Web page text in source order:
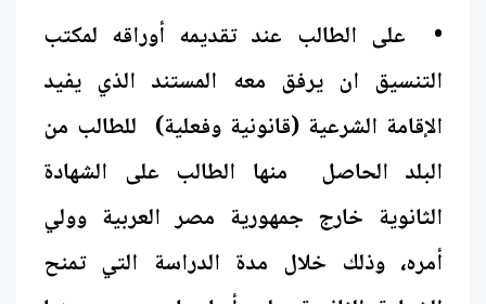
• على الطالب عند تقديمه أوراقه لمكتب
التنسيق ان يرفق معه المستند الذي يفيد
الإقامة الشرعية (قانونية وفعلية) للطالب من
البلد الحاصل منها الطالب على الشهادة
الثانوية خارج جمهورية مصر العربية وولي
أمره، وذلك خلال مدة الدراسة التي تمنح